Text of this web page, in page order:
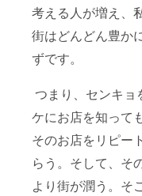
考える人が増え、
街はどんどん豊か
ずです。
つまり、センキョ
ケにお店を知って
そのお店をリピー
らう。そして、そ
より街が潤う。 そ